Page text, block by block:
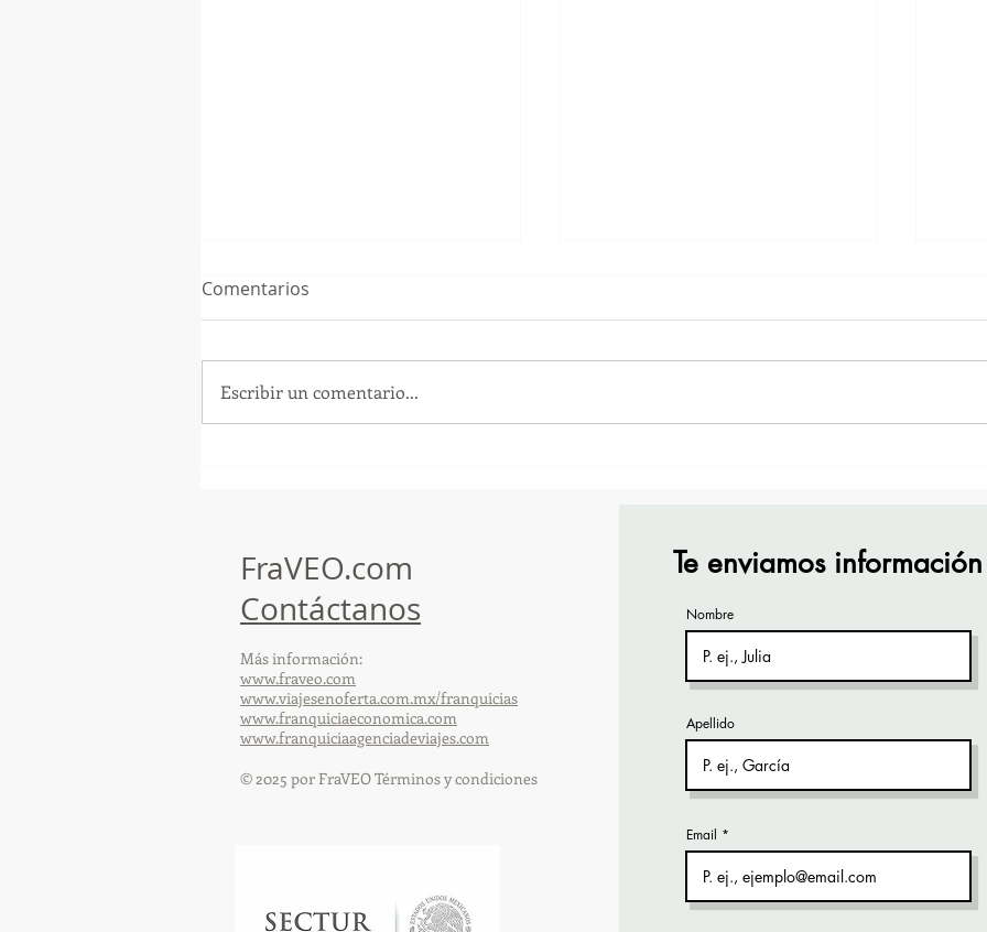
Comentarios
Escribir un comentario...
FraVEO.com
Contáctanos
Más información:
www.fraveo.com
www.viajesenoferta.com.mx/franquicias
www.franquiciaeconomica.com
www.franquiciaagenciadeviajes.com
© 2025 por FraVEO Términos y condiciones
Te enviamos información
Nombre
Apellido
Email